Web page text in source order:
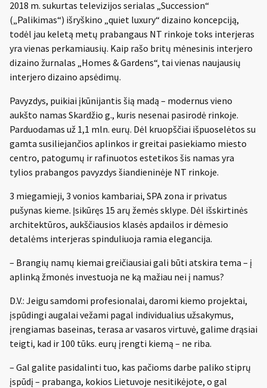
2018 m. sukurtas televizijos serialas „Succession“
(„Palikimas“) išryškino „quiet luxury“ dizaino koncepciją,
todėl jau keletą metų prabangaus NT rinkoje toks interjeras
yra vienas perkamiausių. Kaip rašo britų mėnesinis interjero
dizaino žurnalas „Homes & Gardens“, tai vienas naujausių
interjero dizaino apsėdimų.
Pavyzdys, puikiai įkūnijantis šią madą – modernus vieno
aukšto namas Skardžio g., kuris nesenai pasirodė rinkoje.
Parduodamas už 1,1 mln. eurų. Dėl kruopščiai išpuoselėtos su
gamta susiliejančios aplinkos ir greitai pasiekiamo miesto
centro, patogumų ir rafinuotos estetikos šis namas yra
tylios prabangos pavyzdys šiandieninėje NT rinkoje.
3 miegamieji, 3 vonios kambariai, SPA zona ir privatus
pušynas kieme. Įsikūręs 15 arų žemės sklype. Dėl išskirtinės
architektūros, aukščiausios klasės apdailos ir dėmesio
detalėms interjeras spinduliuoja ramia elegancija.
– Brangių namų kiemai greičiausiai gali būti atskira tema – į
aplinką žmonės investuoja ne ką mažiau nei į namus?
D.V.: Jeigu samdomi profesionalai, daromi kiemo projektai,
įspūdingi augalai vežami pagal individualius užsakymus,
įrengiamas baseinas, terasa ar vasaros virtuvė, galime drąsiai
teigti, kad ir 100 tūks. eurų įrengti kiemą – ne riba.
– Gal galite pasidalinti tuo, kas pačioms darbe paliko stiprų
įspūdį – prabanga, kokios Lietuvoje nesitikėjote, o gal